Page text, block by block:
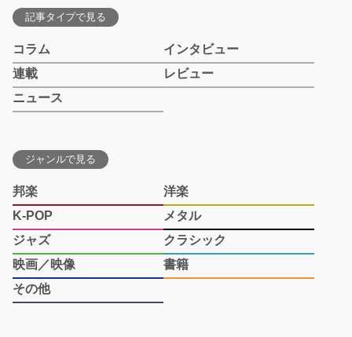
記事タイプで見る
コラム
インタビュー
連載
レビュー
ニュース
ジャンルで見る
邦楽
洋楽
K-POP
メタル
ジャズ
クラシック
映画／映像
書籍
その他